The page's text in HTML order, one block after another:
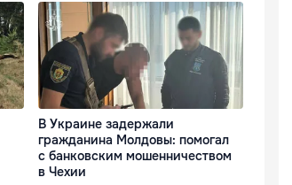
В Украине задержали
гражданина Молдовы: помогал
с банковским мошенничеством
в Чехии